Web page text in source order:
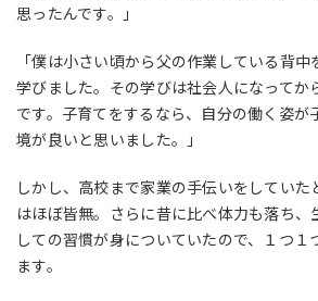
思ったんです。」
「僕は小さい頃から父の作業している背
学びました。その学びは社会人になってか
です。子育てをするなら、自分の働く姿が
境が良いと思いました。」
しかし、高校まで家業の手伝いをしてい
はほぼ皆無。さらに昔に比べ体力も落ち、
しての習慣が身についていたので、１つ１
ます。